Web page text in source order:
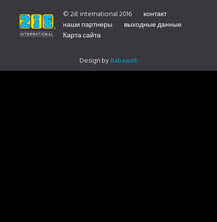
© 2iE international 2016
контакт
наши партнеры
выходные данные
Карта сайта
Design byBabaweb